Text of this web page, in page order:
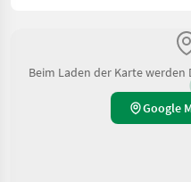
Beim Laden der Karte
Google